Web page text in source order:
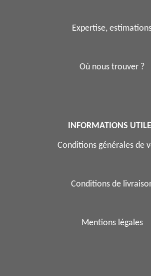
Expertise,
Où nous trouver ?
INFORMATIONS
Conditions générales de
Conditions de
Mentions légales